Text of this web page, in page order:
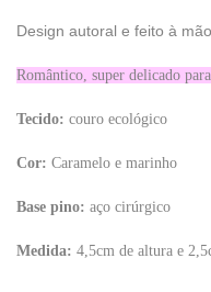
Design autoral e feito à
Romântico, super delicado
Tecido: couro ecológico
Cor: Caramelo e marinho
Base pino: aço cirúrgico
Medida: 4,5cm de altura e